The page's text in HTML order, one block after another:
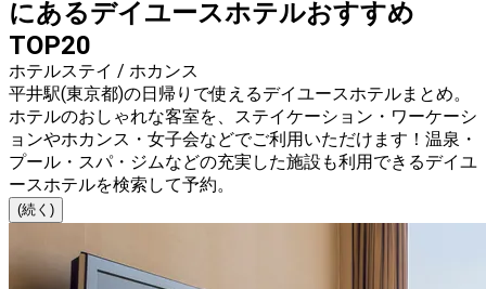
にあるデイユースホテルおすすめ
TOP20
ホテルステイ / ホカンス
平井駅(東京都)の日帰りで使えるデイユースホテルまとめ。
ホテルのおしゃれな客室を、ステイケーション・ワーケーシ
ョンやホカンス・女子会などでご利用いただけます！温泉・
プール・スパ・ジムなどの充実した施設も利用できるデイユ
ースホテルを検索して予約。
(続く)